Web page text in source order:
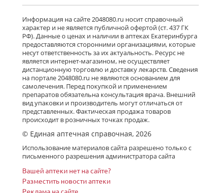
Детралекс (табл. п. плен. о. 1000 мг
№ 60) Лаборатории Сервье
Индастри Франция Сервье РУС ООО
Россия
есть в 672 аптеках
от 2 746,00 до 4 170,00
Флебавен (табл. п. плен. о. 500 мг №
32) КРКА-Рус ООО Россия
есть в 24 аптеках
от 865,00 до 1 566,00
64) КРКА-Рус ООО Россия
Нет в аптеках города
Информация на сайте 2048080.ru носит справочный
характер и не является публичной офертой (ст. 437 ГК
РФ). Данные о ценах и наличии в аптеках Екатеринбурга
предоставляются сторонними организациями, которые
несут ответственность за их актуальность. Ресурс не
является интернет-магазином, не осуществляет
дистанционную торговлю и доставку лекарств. Сведения
на портале 2048080.ru не являются основанием для
самолечения. Перед покупкой и применением
препаратов обязательна консультация врача. Внешний
вид упаковки и производитель могут отличаться от
представленных. Фактическая продажа товаров
происходит в розничных точках продаж.
© Единая аптечная справочная, 2026
Использование материалов сайта разрешено только с
письменного разрешения администратора сайта
Вашей аптеки нет на сайте?
Разместить новости аптеки
Реклама на сайте